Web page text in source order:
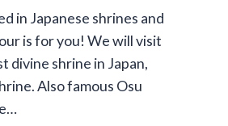
in Japanese shrines and
is for you! We will visit
divine shrine in Japan,
Also famous Osu